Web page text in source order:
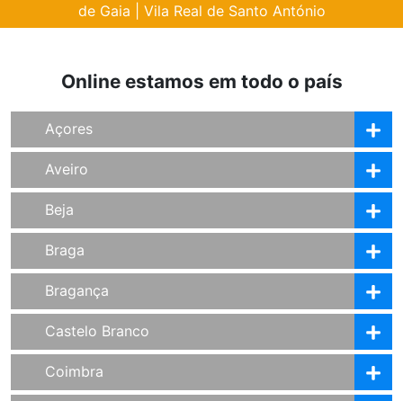
de Gaia
Vila Real de Santo António
Online estamos em todo o país
Açores
Aveiro
Beja
Braga
Bragança
Castelo Branco
Coimbra